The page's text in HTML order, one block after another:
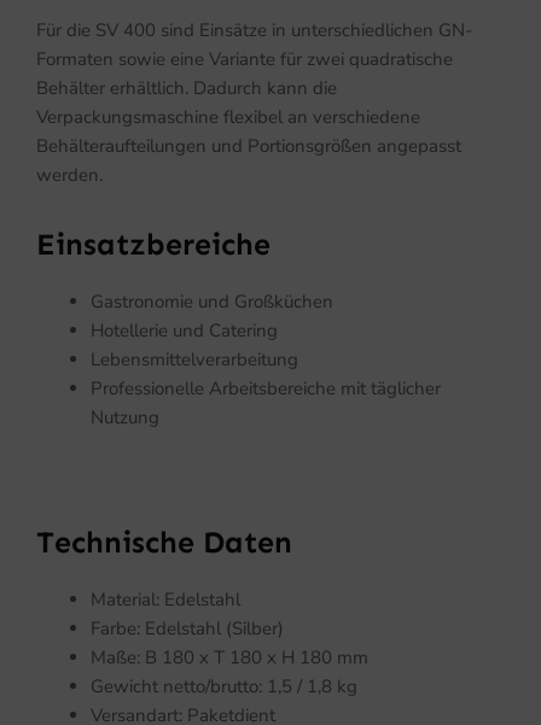
Für die SV 400 sind Einsätze in unterschiedlichen GN-
Formaten sowie eine Variante für zwei quadratische
Behälter erhältlich. Dadurch kann die
Verpackungsmaschine flexibel an verschiedene
Behälteraufteilungen und Portionsgrößen angepasst
werden.
Einsatzbereiche
Gastronomie und Großküchen
Hotellerie und Catering
Lebensmittelverarbeitung
Professionelle Arbeitsbereiche mit täglicher
Nutzung
Technische Daten
Material: Edelstahl
Farbe: Edelstahl (Silber)
Maße: B 180 x T 180 x H 180 mm
Gewicht netto/brutto: 1,5 / 1,8 kg
Versandart: Paketdient